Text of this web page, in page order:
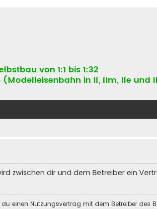
von 1:1 bis 1:32
(Modelleisenbahn in II, IIm, IIe und
zwischen dir und dem Betreiber ein
einen Nutzungsvertrag mit dem Betreiber des